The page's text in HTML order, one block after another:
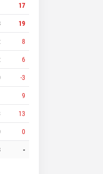
17
19
8
6
-3
9
13
0
-